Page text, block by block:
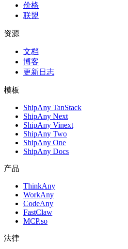
价格
联盟
资源
文档
博客
更新日志
模板
ShipAny TanStack
ShipAny Next
ShipAny Vinext
ShipAny Two
ShipAny One
ShipAny Docs
产品
ThinkAny
WorkAny
CodeAny
FastClaw
MCP.so
法律